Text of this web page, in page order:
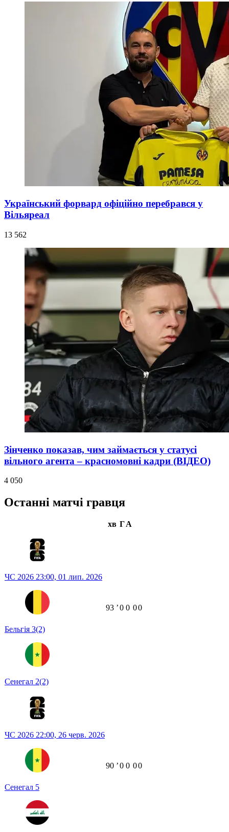
Український форвард офіційно перебрався у
Вільяреал
13 562
Зінченко показав, чим займається у статусі
вільного агента – красномовні кадри (ВІДЕО)
4 050
Останні матчі гравця
хв ГА
ЧС 2026 23:00, 01 лип. 2026
Бельгія 3(2)
Сенегал 2(2)
93 ʼ0 0 00
ЧС 2026 22:00, 26 черв. 2026
Сенегал 5
90 ʼ0 0 00